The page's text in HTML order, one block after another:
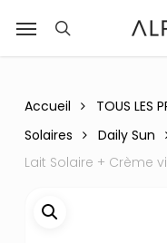
main
recherche
Menu
Accueil TOUS LES
Solaires
Daily Sun
Lait Solaire + Crème